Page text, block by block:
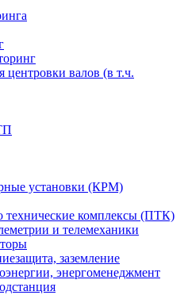
центровки валов (в т.ч.
установки (КРМ)
технические комплексы (ПТК)
и телемеханики
заземление
энергоменеджмент